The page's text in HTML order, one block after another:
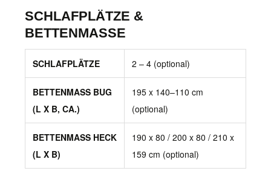
SCHLAFPLÄTZE &
BETTENMASSE
SCHLAFPLÄTZE 2 – 4 (optional)
BETTENMASS BUG (
L X B, CA.)
195 x 140–110 cm
(optional)
BETTENMASS HECK (
L X B)
190 x 80 / 200 x 80 / 210 x
159 cm (optional)